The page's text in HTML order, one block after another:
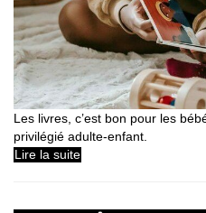
Les livres, c’est bon pour les
privilégié adulte-enfant.
Lire la suite